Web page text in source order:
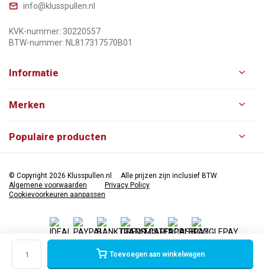
Toevoegen aan winkelwagen
info@klusspullen.nl
KVK-nummer: 30220557
BTW-nummer: NL817317570B01
Informatie
Merken
Populaire producten
© Copyright 2026 Klusspullen.nl
Alle prijzen zijn inclusief BTW.
Algemene voorwaarden
Privacy Policy
Cookievoorkeuren aanpassen